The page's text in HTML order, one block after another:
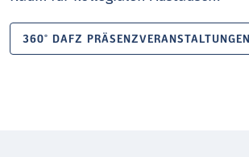
360° DAFZ PRÄSENZVERANSTALTUNGEN